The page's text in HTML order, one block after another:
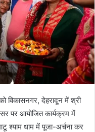
विकासनगर, देहरादून में श्री
पर आयोजित कार्यक्रम में
श्याम धाम में पूजा-अर्चना कर